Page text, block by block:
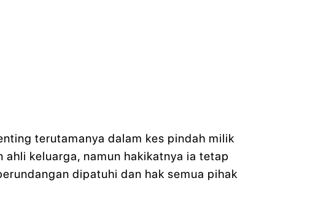
terutamanya dalam kes pindah milik
keluarga, namun hakikatnya ia tetap
dipatuhi dan hak semua pihak